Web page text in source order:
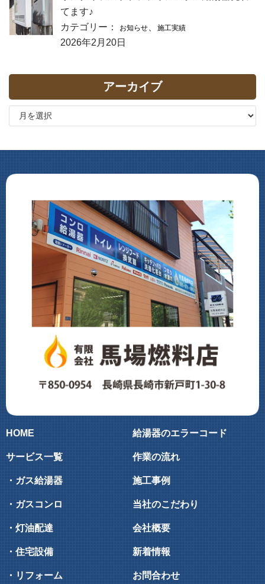
てます♪
カテゴリー：
お知らせ 施工実績
2026年2月20日
アーカイブ
HOME
サービス一覧
・ガス給湯器
・ガスコンロ
・灯油配達
・住宅設備
・リフォーム
給湯器のエラーコード
作業の流れ
施工事例
当社のこだわり
会社概要
新着情報
お問合わせ